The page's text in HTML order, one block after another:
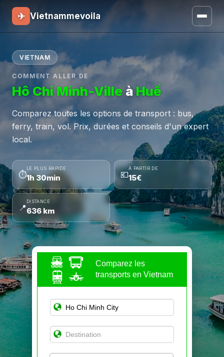
✈ Vietnammevoila
VIETNAM
COMMENT ALLER DE
Hô Chi Minh-Ville à Huế
Comparez toutes les options de transport : bus,
ferry, train, vol. Prix, durées et conseils d'un expert
local.
⏱
LE PLUS RAPIDE
1h 30min 💶
À PARTIR DE
15€
📍
DISTANCE
636 km
Comparez les
transports en Vietnam